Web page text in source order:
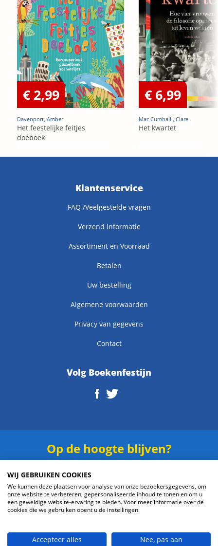
€ 2,99
Davenport, Amber
Het feestelijke feitjes
doeboek
€ 6,99
Mac Cumhaill, Clare
Het kwartet
Klantenservice
FAQ /Veelgestelde vragen
Verzend informatie
Assortiment en Voorraad
Betalen
Uw bestelling
Algemene voorwaarden
Privacy van gegevens
Contact
Volg Boekenfestijn
Op de hoogte blijven?
© 2026 Boekenfestijn.com | website doorBlueMinds.nl
WIJ GEBRUIKEN COOKIES
We kunnen deze plaatsen voor analyse van onze bezoekersgegevens, om
onze website te verbeteren, gepersonaliseerde inhoud te tonen en om u
een geweldige website-ervaring te bieden. Voor meer informatie over de
cookies die we gebruiken opent u de instellingen.
Accepteer alles Nee, pas aan